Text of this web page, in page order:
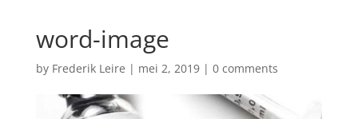
word-image
by Frederik Leire | mei 2, 2019| 0 comments